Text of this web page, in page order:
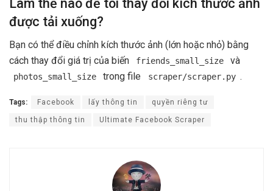
Làm thế nào để tôi thay đổi kích thước ảnh
được tải xuống?
Bạn có thể điều chỉnh kích thước ảnh (lớn hoặc nhỏ) bằng
cách thay đổi giá trị của biến
friends_small_size và
photos_small_size trong file scraper/scraper.py .
Tags: Facebook lấy thông tin quyền riêng tư
thu thập thông tin Ultimate Facebook Scraper